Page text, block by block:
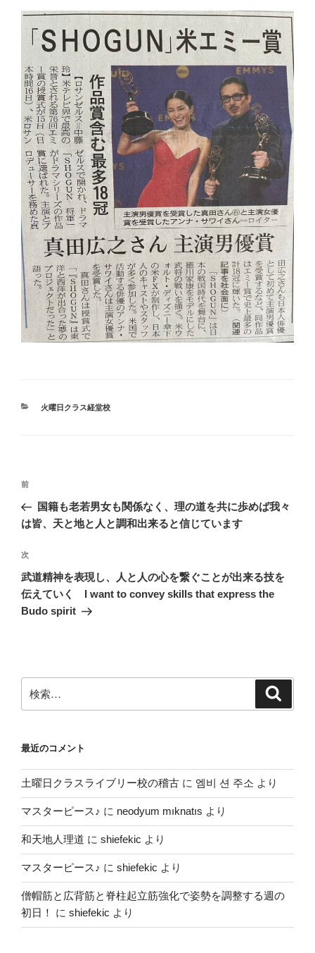
カ
火曜日クラス経堂校
投
ナ
ゲ
ー
シ
ョ
前
の
投
前
国籍も老若男女も関係なく、理の道を共に歩めば我々
は皆、天と地と人と調和出来ると信じています
次
の
投
稿
次
武道精神を表現し、人と人の心を繋ぐことが出来る技を
伝えていく I want to convey skills that express the
Budo spirit
索:
最近のコメント
土曜日クラスライブリー校の稽古 に 엠비 션 주소 より
マスターピース♪ に neodyum mıknatıs より
和天地人理道 に shiefekic より
マスターピース♪ に shiefekic より
僧帽筋と広背筋と脊柱起立筋強化で姿勢を調整する週の
初日！
に shiefekic より